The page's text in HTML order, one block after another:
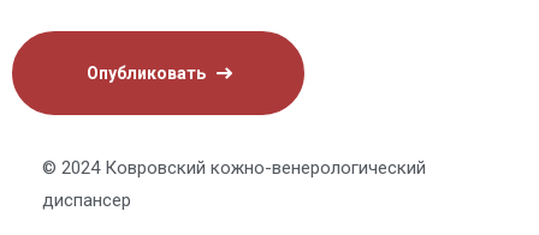
© 2024 Ковровский кожно-венерологический
диспансер